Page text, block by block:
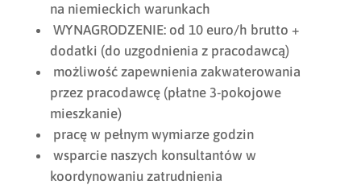
na niemieckich warunkach
WYNAGRODZENIE: od 10 euro/h brutto +
dodatki (do uzgodnienia z pracodawcą)
możliwość zapewnienia zakwaterowania
przez pracodawcę (płatne 3-pokojowe
mieszkanie)
pracę w pełnym wymiarze godzin
wsparcie naszych konsultantów w
koordynowaniu zatrudnienia